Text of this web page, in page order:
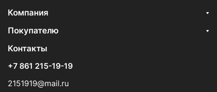
Компания
Покупателю
Контакты
+7 861 215-19-19
2151919@mail.ru